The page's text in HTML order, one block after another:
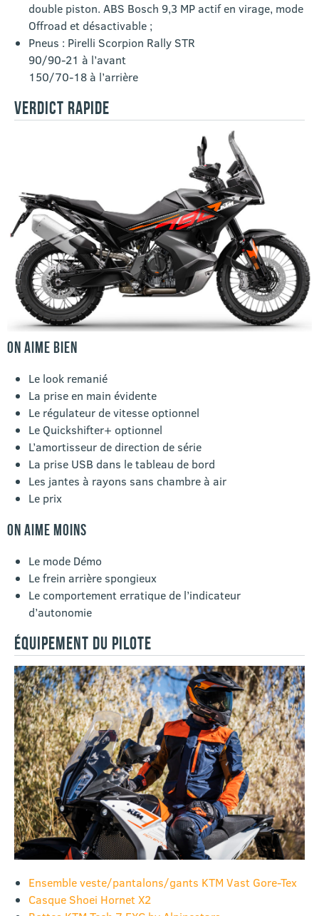
double piston. ABS Bosch 9,3 MP actif en virage, mode
Offroad et désactivable ;
Pneus : Pirelli Scorpion Rally STR
90/90-21 à l’avant
150/70-18 à l’arrière
VERDICT RAPIDE
ON AIME BIEN
Le look remanié
La prise en main évidente
Le régulateur de vitesse optionnel
Le Quickshifter+ optionnel
L’amortisseur de direction de série
La prise USB dans le tableau de bord
Les jantes à rayons sans chambre à air
Le prix
ON AIME MOINS
Le mode Démo
Le frein arrière spongieux
Le comportement erratique de l’indicateur
d’autonomie
ÉQUIPEMENT DU PILOTE
Ensemble veste/pantalons/gants KTM Vast Gore-Tex
Casque Shoei Hornet X2